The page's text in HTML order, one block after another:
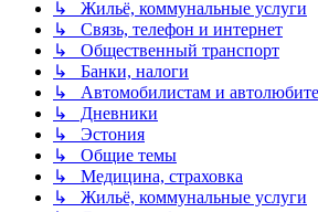
↳ Жильё, коммунальные услуги
↳ Связь, телефон и интернет
↳ Общественный транспорт
↳ Банки, налоги
↳ Автомобилистам и
↳ Дневники
↳ Эстония
↳ Общие темы
↳ Медицина, страховка
↳ Жильё, коммунальные услуги